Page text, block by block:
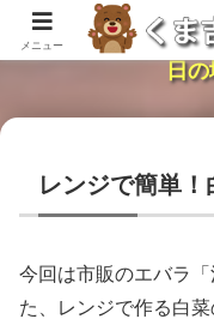
レンジで簡単・時
日
レンジで簡単
今回は市販のエバラ
た、レンジで作る白
メニュー